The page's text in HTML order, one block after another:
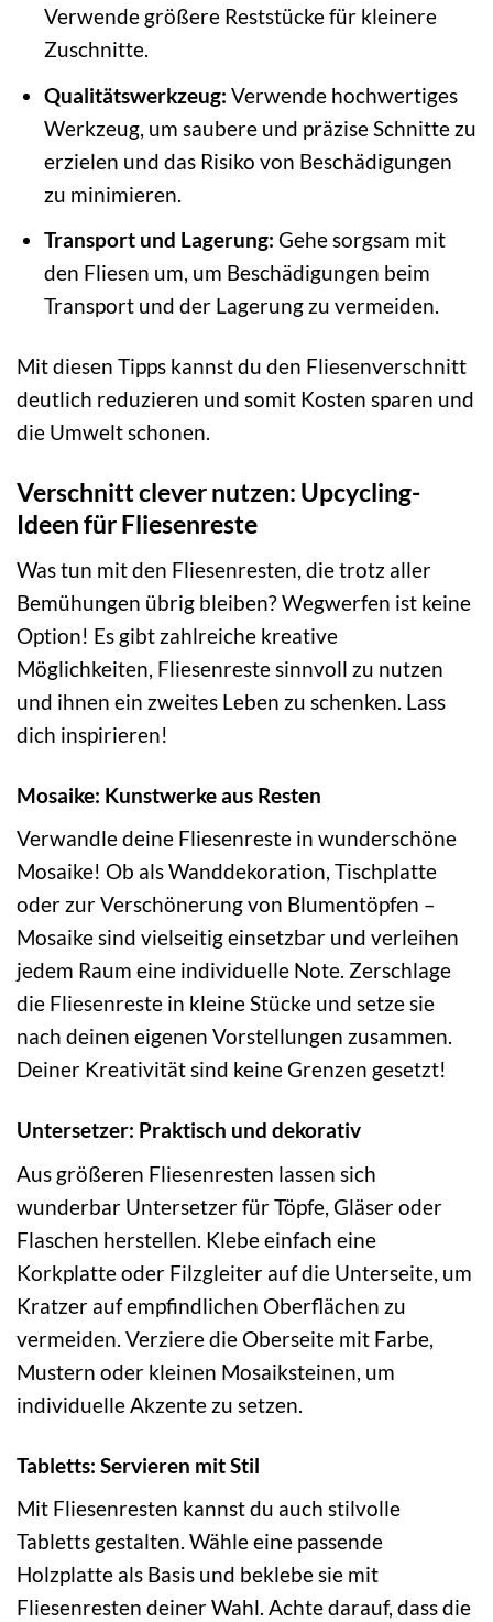
Verwende größere Reststücke für kleinere
Zuschnitte.
Qualitätswerkzeug: Verwende hochwertiges
Werkzeug, um saubere und präzise Schnitte zu
erzielen und das Risiko von Beschädigungen
zu minimieren.
Transport und Lagerung: Gehe sorgsam mit
den Fliesen um, um Beschädigungen beim
Transport und der Lagerung zu vermeiden.
Mit diesen Tipps kannst du den Fliesenverschnitt
deutlich reduzieren und somit Kosten sparen und
die Umwelt schonen.
Verschnitt clever nutzen: Upcycling-
Ideen für Fliesenreste
Was tun mit den Fliesenresten, die trotz aller
Bemühungen übrig bleiben? Wegwerfen ist keine
Option! Es gibt zahlreiche kreative
Möglichkeiten, Fliesenreste sinnvoll zu nutzen
und ihnen ein zweites Leben zu schenken. Lass
dich inspirieren!
Mosaike: Kunstwerke aus Resten
Verwandle deine Fliesenreste in wunderschöne
Mosaike! Ob als Wanddekoration, Tischplatte
oder zur Verschönerung von Blumentöpfen –
Mosaike sind vielseitig einsetzbar und verleihen
jedem Raum eine individuelle Note. Zerschlage
die Fliesenreste in kleine Stücke und setze sie
nach deinen eigenen Vorstellungen zusammen.
Deiner Kreativität sind keine Grenzen gesetzt!
Untersetzer: Praktisch und dekorativ
Aus größeren Fliesenresten lassen sich
wunderbar Untersetzer für Töpfe, Gläser oder
Flaschen herstellen. Klebe einfach eine
Korkplatte oder Filzgleiter auf die Unterseite, um
Kratzer auf empfindlichen Oberflächen zu
vermeiden. Verziere die Oberseite mit Farbe,
Mustern oder kleinen Mosaiksteinen, um
individuelle Akzente zu setzen.
Tabletts: Servieren mit Stil
Mit Fliesenresten kannst du auch stilvolle
Tabletts gestalten. Wähle eine passende
Holzplatte als Basis und beklebe sie mit
Fliesenresten deiner Wahl. Achte darauf, dass die